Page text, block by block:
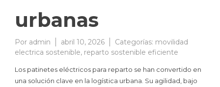
urbanas
Por admin abril 10, 2026 Categorías: movilidad
electrica sostenible, reparto sostenible eficiente
Los patinetes eléctricos para reparto se han convertido en
una solución clave en la logística urbana. Su agilidad, bajo